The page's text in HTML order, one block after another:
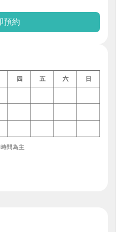
四 五 六 日
間為主
預約